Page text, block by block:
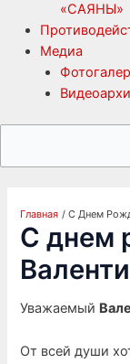
«САЯНЫ»
Медиа
Главная С Днем
С днем
Уважаемый
От всей души